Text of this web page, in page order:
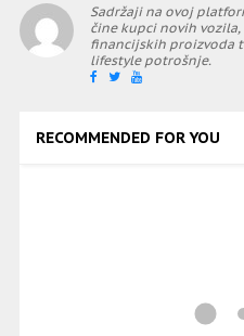
Sadržaji na ovoj
čine kupci novih
financijskih proizvoda
lifestyle potrošnje.
RECOMMENDED FOR YOU